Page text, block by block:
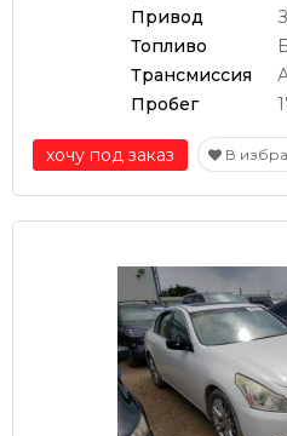
Привод
Топливо
Трансмиссия
Пробег
хочу под заказ В